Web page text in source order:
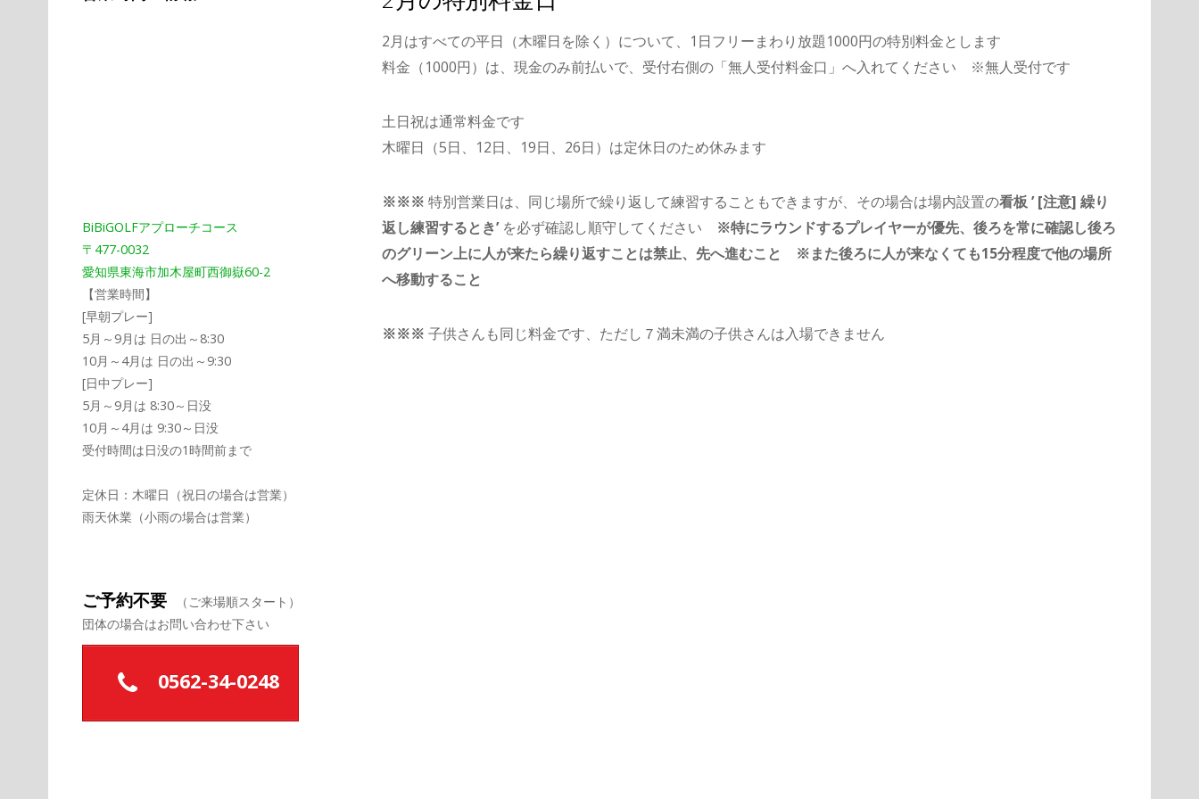
2月はすべての平日（木曜日を除く）について、1日フリーまわり放題1000円の特別料金とします
料金（1000円）は、現金のみ前払いで、受付右側の「無人受付料金口」へ入れてください ※無人受付です
土日祝は通常料金です
木曜日（5日、12日、19日、26日）は定休日のため休みます
※※※ 特別営業日は、同じ場所で繰り返して練習することもできますが、その場合は場内設置の看板 ’ [注意] 繰り
返し練習するとき’ を必ず確認し順守してください ※特にラウンドするプレイヤーが優先、後ろを常に確認し後ろ
のグリーン上に人が来たら繰り返すことは禁止、先へ進むこと ※また後ろに人が来なくても15分程度で他の場所
へ移動すること
※※※ 子供さんも同じ料金です、ただし７満未満の子供さんは入場できません
BiBiGOLFアプローチコース
〒477-0032
愛知県東海市加木屋町西御嶽60-2
【営業時間】
[早朝プレー]
5月～9月は 日の出～8:30
10月～4月は 日の出～9:30
[日中プレー]
5月～9月は 8:30～日没
10月～4月は 9:30～日没
受付時間は日没の1時間前まで
定休日：木曜日（祝日の場合は営業）
雨天休業（小雨の場合は営業）
ご予約不要
（ご来場順スタート）
団体の場合はお問い合わせ下さい
0562-34-0248